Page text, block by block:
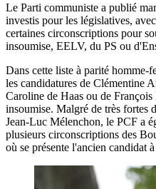
Le Parti communiste a publié
investis pour les législatives,
certaines circonscriptions pour
insoumise, EELV, du PS ou
Dans cette liste à parité homme-
les candidatures de Clémentine
Caroline de Haas ou de
insoumise. Malgré de très fortes
Jean-Luc Mélenchon, le PCF a
plusieurs circonscriptions des
où se présente l'ancien candidat